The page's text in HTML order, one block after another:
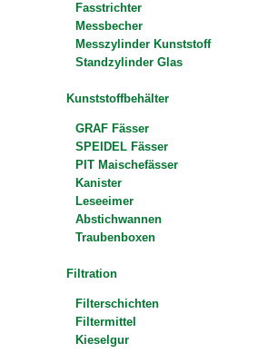
Fasstrichter
Messbecher
Messzylinder Kunststoff
Standzylinder Glas
Kunststoffbehälter
GRAF Fässer
SPEIDEL Fässer
PIT Maischefässer
Kanister
Leseeimer
Abstichwannen
Traubenboxen
Filtration
Filterschichten
Filtermittel
Kieselgur